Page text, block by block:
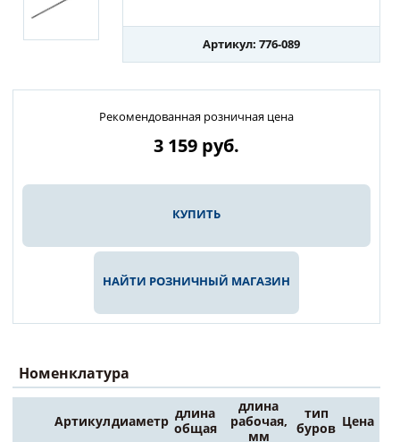
Артикул: 776-089
Рекомендованная розничная цена
3 159 руб.
КУПИТЬ
НАЙТИ РОЗНИЧНЫЙ МАГАЗИН
Номенклатура
Артикулдиаметр длина
общая
длина
рабочая,
мм
тип
буров Цена